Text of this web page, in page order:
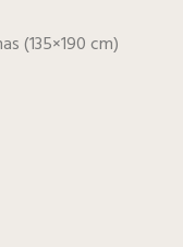
(135×190 cm)